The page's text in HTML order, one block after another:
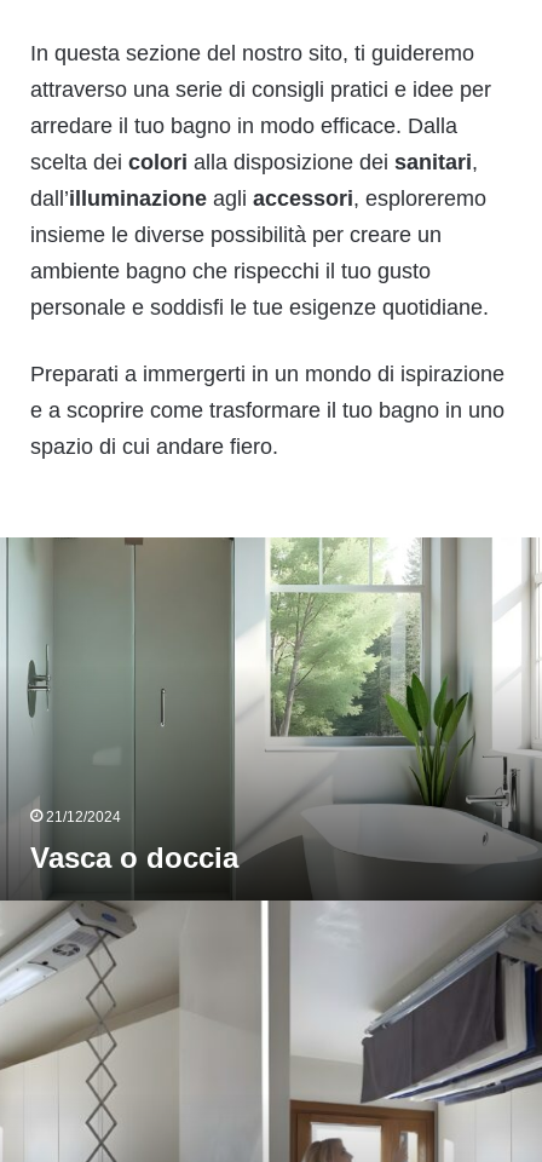
In questa sezione del nostro sito, ti guideremo
attraverso una serie di consigli pratici e idee per
arredare il tuo bagno in modo efficace. Dalla
scelta dei colori alla disposizione dei sanitari,
dall’illuminazione agli accessori, esploreremo
insieme le diverse possibilità per creare un
ambiente bagno che rispecchi il tuo gusto
personale e soddisfi le tue esigenze quotidiane.
Preparati a immergerti in un mondo di ispirazione
e a scoprire come trasformare il tuo bagno in uno
spazio di cui andare fiero.
21/12/2024
Vasca o doccia